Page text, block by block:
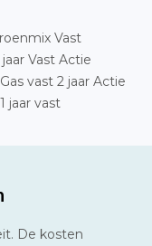
Vast
Vast Actie
vast 2 jaar Actie
jaar vast
De kosten